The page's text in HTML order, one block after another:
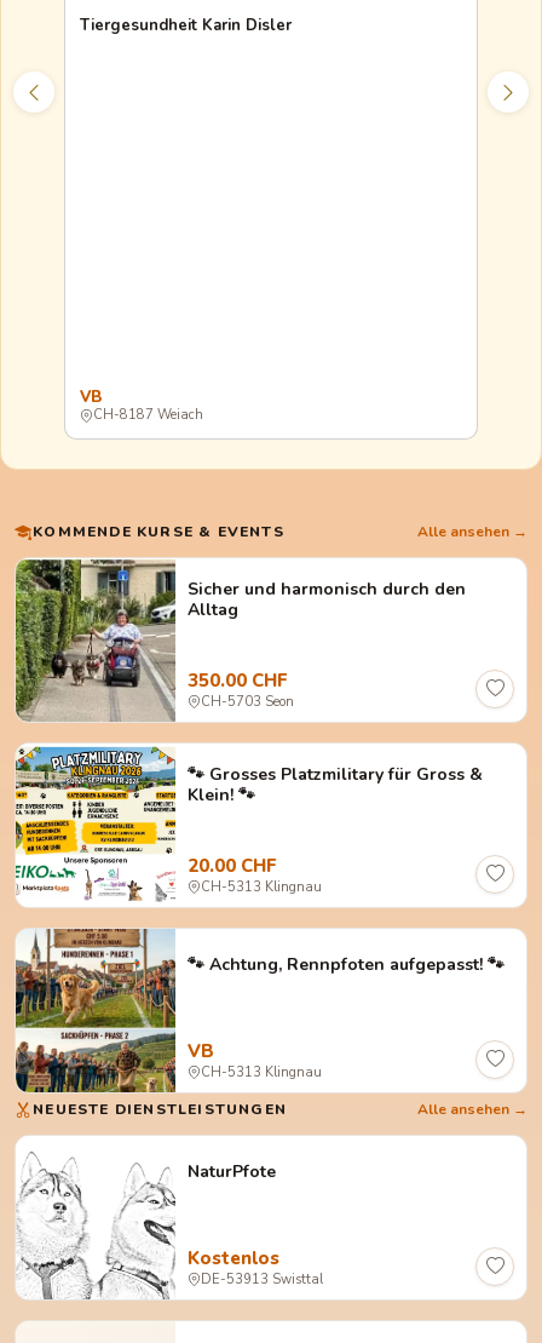
Tiergesundheit Karin Disler
VB
CH-8187 Weiach
KOMMENDE KURSE & EVENTS Alle ansehen →
Sicher und harmonisch durch den
Alltag
350.00 CHF
CH-5703 Seon
🐾 Grosses Platzmilitary für Gross &
Klein! 🐾
20.00 CHF
CH-5313 Klingnau
🐾 Achtung, Rennpfoten aufgepasst! 🐾
VB
CH-5313 Klingnau
NEUESTE DIENSTLEISTUNGEN Alle ansehen →
NaturPfote
Kostenlos
DE-53913 Swisttal